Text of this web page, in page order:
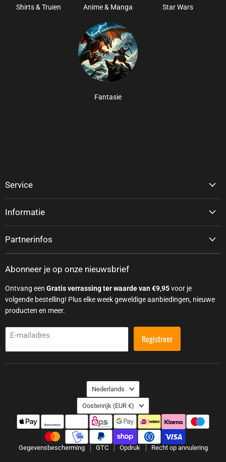
Shirts & Truien Anime & Manga Star Wars
Fantasie
Service
Informatie
Partnerinfos
Abonneer je op onze nieuwsbrief
Ontvang een Gratis verrassing ter waarde van €9,95voor je
volgende bestelling! Plus elke week geweldige aanbiedingen, nieuwe
producten en meer.
E-mailadres Registreer
Taal
Nederlands
Land
Oostenrijk (EUR €)
Gegevensbescherming GTC Opdruk Recht op annulering